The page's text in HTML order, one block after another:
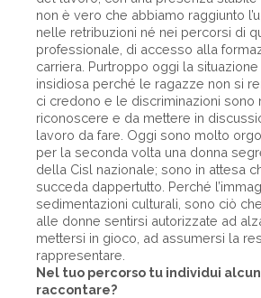
non è vero che abbiamo raggiunto
nelle retribuzioni né nei percorsi di
professionale, di accesso alla
carriera. Purtroppo oggi la
insidiosa perché le ragazze non si
ci credono e le discriminazioni sono
riconoscere e da mettere in
lavoro da fare. Oggi sono molto
per la seconda volta una donna
della Cisl nazionale; sono in attesa
succeda dappertutto. Perché
sedimentazioni culturali, sono ciò
alle donne sentirsi autorizzate ad
mettersi in gioco, ad assumersi la
rappresentare.
Nel tuo percorso tu individui
raccontare?